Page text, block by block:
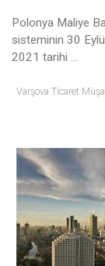
Polonya Maliye
sisteminin 30
2021 tarihi ...
Varşova Ticaret